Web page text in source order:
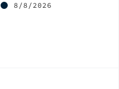
8/8/2026